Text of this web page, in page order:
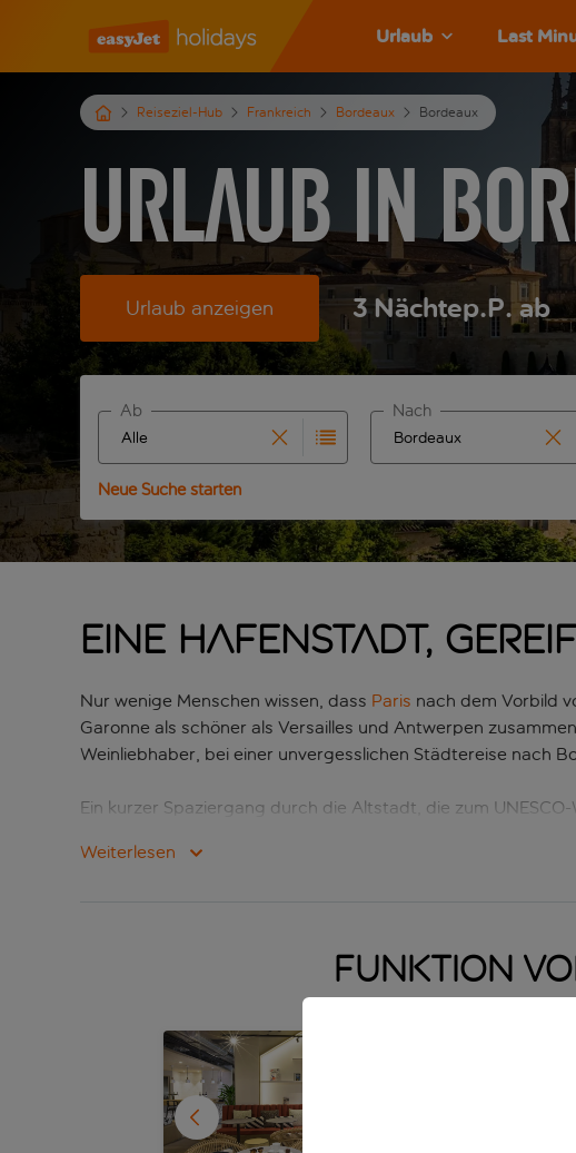
Urlaub Last
Reiseziel-Hub Frankreich Bordeaux Bordeaux
Urlaub in
Urlaub anzeigen 3 Nächtep.P. ab
Beginne mit der Eingabe für die automatische
Ab
Beginne mit der
Nach
Neue Suche starten
Eine Hafenstadt,
Nur wenige Menschen wissen, dass Paris nach dem Vorbild
Garonne als schöner als Versailles und Antwerpen
Weinliebhaber, bei einer unvergesslichen Städtereise nach
Ein kurzer Spaziergang durch die Altstadt, die zum
Vergangenheit der Stadt und ihre moderne Ausrichtung.
Weiterlesen
Funktion